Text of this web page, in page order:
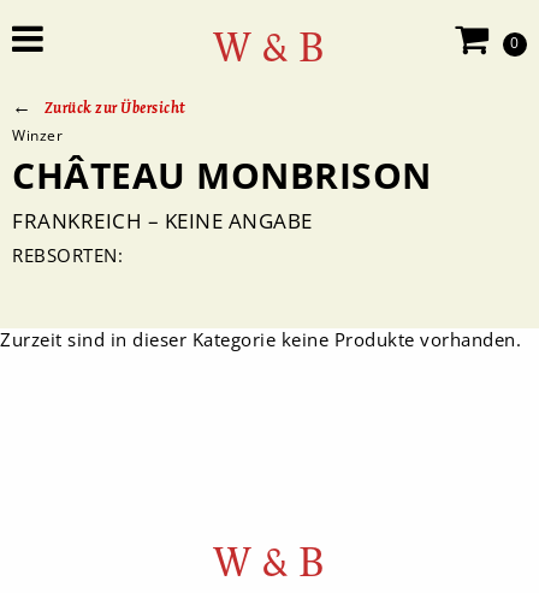
0
W & B
Zurück zur Übersicht
Winzer
CHÂTEAU MONBRISON
FRANKREICH – KEINE ANGABE
REBSORTEN:
Zurzeit sind in dieser Kategorie keine Produkte vorhanden.
W & B